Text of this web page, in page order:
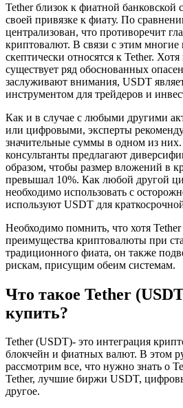
Tether близок к фиатной банковской
своей привязке к фиату. По
централизован, что противоречит
криптовалют. В связи с этим многие
скептически относятся к Tether.
существует ряд обоснованных
заслуживают внимания, USDT
инструментом для трейдеров и
Как и в случае с любыми другими
или цифровыми, эксперты
значительные суммы в одном из
консультанты предлагают
образом, чтобы размер вложений в
превышал 10%. Как любой другой
необходимо использовать с
используют USDT для
Необходимо помнить, что хотя Tether
преимущества криптовалюты при
традиционного фиата, он также
рискам, присущим обеим системам.
Что такое Tether
купить?
Tether (USDT)- это интеграция
блокчейн и фиатных валют. В этом
рассмотрим все, что нужно знать о
Tether, лучшие биржи USDT,
другое.